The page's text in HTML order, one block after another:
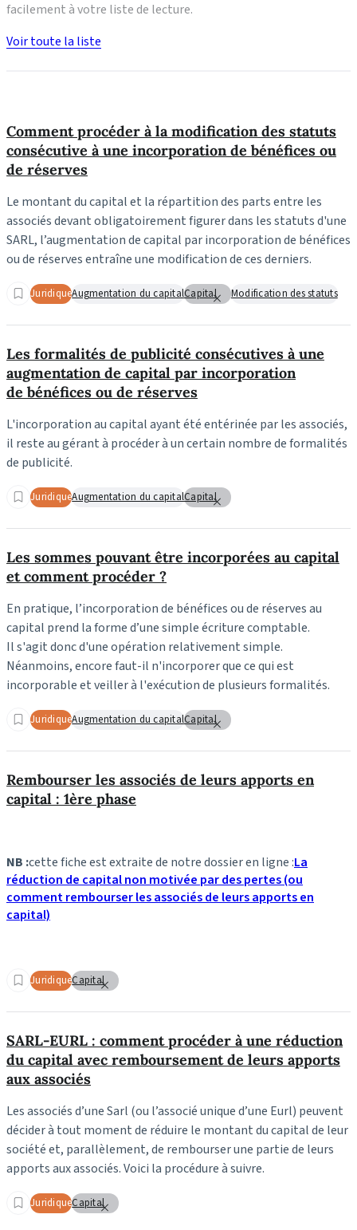
Comment procéder à la modification des statuts
consécutive à une incorporation de bénéfices ou
de réserves
Le montant du capital et la répartition des parts entre les
associés devant obligatoirement figurer dans les statuts d'une
SARL, l’augmentation de capital par incorporation de bénéfices
ou de réserves entraîne une modification de ces derniers.
JuridiqueAugmentation du capitalCapital Modification des statuts
Les formalités de publicité consécutives à une
augmentation de capital par incorporation
de bénéfices ou de réserves
L'incorporation au capital ayant été entérinée par les associés,
il reste au gérant à procéder à un certain nombre de formalités
de publicité.
JuridiqueAugmentation du capitalCapital
Les sommes pouvant être incorporées au capital
et comment procéder ?
En pratique, l’incorporation de bénéfices ou de réserves au
capital prend la forme d’une simple écriture comptable.
Il s'agit donc d'une opération relativement simple.
Néanmoins, encore faut-il n'incorporer que ce qui est
incorporable et veiller à l'exécution de plusieurs formalités.
JuridiqueAugmentation du capitalCapital
Rembourser les associés de leurs apports en
capital : 1ère phase
NB :cette fiche est extraite de notre dossier en ligne :La
réduction de capital non motivée par des pertes (ou
comment rembourser les associés de leurs apports en
capital)
JuridiqueCapital
SARL-EURL : comment procéder à une réduction
du capital avec remboursement de leurs apports
aux associés
Les associés d’une Sarl (ou l’associé unique d’une Eurl) peuvent
décider à tout moment de réduire le montant du capital de leur
société et, parallèlement, de rembourser une partie de leurs
apports aux associés. Voici la procédure à suivre.
JuridiqueCapital
facilement à votre liste de lecture.
Voir toute la liste